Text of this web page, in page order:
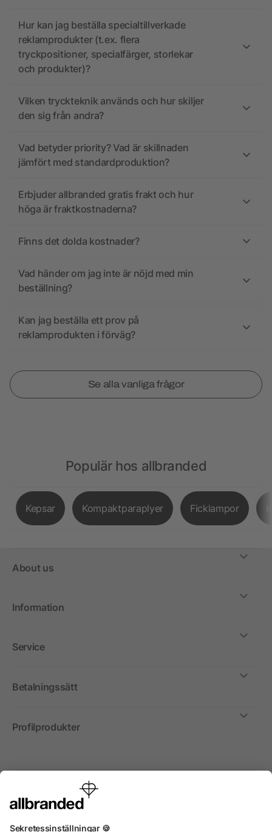
Hur kan jag beställa specialtillverkade
reklamprodukter (t.ex. flera
tryckpositioner, specialfärger, storlekar
och produkter)?
Vilken tryckteknik används och hur skiljer
den sig från andra?
Vad betyder priority? Vad är skillnaden
jämfört med standardproduktion?
Erbjuder allbranded gratis frakt och hur
höga är fraktkostnaderna?
Finns det dolda kostnader?
Vad händer om jag inte är nöjd med min
beställning?
Kan jag beställa ett prov på
reklamprodukten i förväg?
Se alla vanliga frågor
Populär hos allbranded
Kepsar Kompaktparaplyer Ficklampor
About us
Information
Service
Betalningssätt
Profilprodukter
Internationellt